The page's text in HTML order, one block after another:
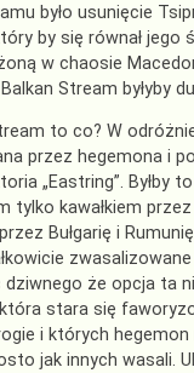
było usunięcie
by się równał jego
w chaosie
Stream byłyby
to co? W
przez hegemona i
„Eastring”. Byłby
tylko kawałkiem
Bułgarię i
dziwnego że opcja ta
stara się
i których hegemon
jak innych wasali.